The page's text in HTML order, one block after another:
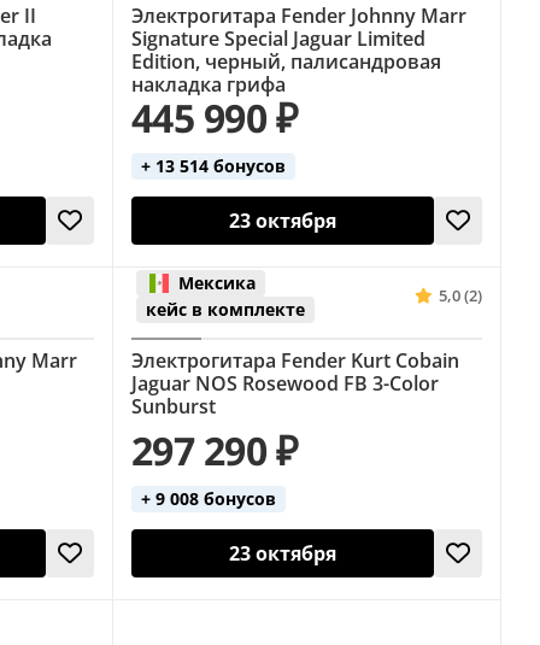
II
Электрогитара Fender Johnny Marr
Signature Special Jaguar Limited
Edition, черный, палисандровая
накладка грифа
445 990 ₽
+ 13 514 бонусов
23 октября
Marr
5,0 (2)
Электрогитара Fender Kurt Cobain
Jaguar NOS Rosewood FB 3-Color
Sunburst
Мексика
кейс в комплекте
297 290 ₽
+ 9 008 бонусов
23 октября